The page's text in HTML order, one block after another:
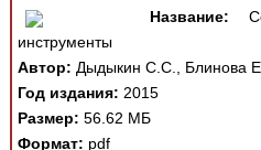
Название:
инструменты
Автор: Дыдыкин С.С., Блинова
Год издания: 2015
Размер: 56.62 МБ
Формат: pdf